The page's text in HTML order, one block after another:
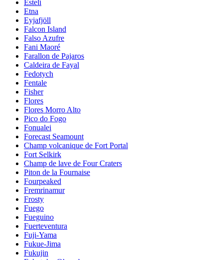
Estelí
Etna
Eyjafjöll
Falcon Island
Falso Azufre
Fani Maoré
Farallon de Pajaros
Caldeira de Fayal
Fedotych
Fentale
Fisher
Flores
Flores Morro Alto
Pico do Fogo
Fonualei
Forecast Seamount
Champ volcanique de Fort Portal
Fort Selkirk
Champ de lave de Four Craters
Piton de la Fournaise
Fourpeaked
Fremrinamur
Frosty
Fuego
Fueguino
Fuerteventura
Fuji-Yama
Fukue-Jima
Fukujin